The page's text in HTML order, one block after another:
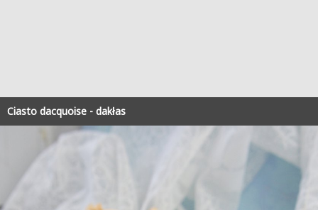
Ciasto dacquoise - dakłas